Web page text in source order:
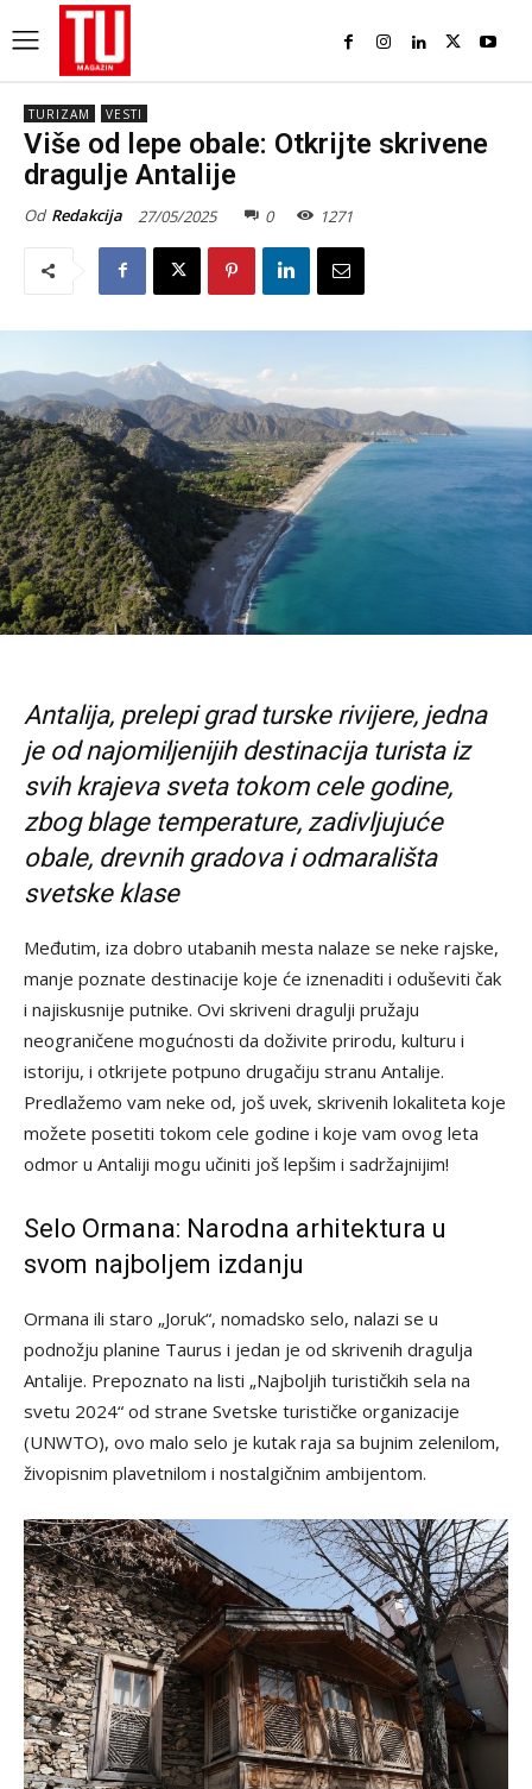
TURIZAM VESTI
Više od lepe obale: Otkrijte skrivene
dragulje Antalije
Od Redakcija 27/05/2025 0 1271
Antalija, prelepi grad turske rivijere, jedna
je od najomiljenijih destinacija turista iz
svih krajeva sveta tokom cele godine,
zbog blage temperature, zadivljujuće
obale, drevnih gradova i odmarališta
svetske klase
Međutim, iza dobro utabanih mesta nalaze se neke rajske,
manje poznate destinacije koje će iznenaditi i oduševiti čak
i najiskusnije putnike. Ovi skriveni dragulji pružaju
neograničene mogućnosti da doživite prirodu, kulturu i
istoriju, i otkrijete potpuno drugačiju stranu Antalije.
Predlažemo vam neke od, još uvek, skrivenih lokaliteta koje
možete posetiti tokom cele godine i koje vam ovog leta
odmor u Antaliji mogu učiniti još lepšim i sadržajnijim!
Selo Ormana: Narodna arhitektura u
svom najboljem izdanju
Ormana ili staro „Joruk“, nomadsko selo, nalazi se u
podnožju planine Taurus i jedan je od skrivenih dragulja
Antalije. Prepoznato na listi „Najboljih turističkih sela na
svetu 2024“ od strane Svetske turističke organizacije
(UNWTO), ovo malo selo je kutak raja sa bujnim zelenilom,
živopisnim plavetnilom i nostalgičnim ambijentom.